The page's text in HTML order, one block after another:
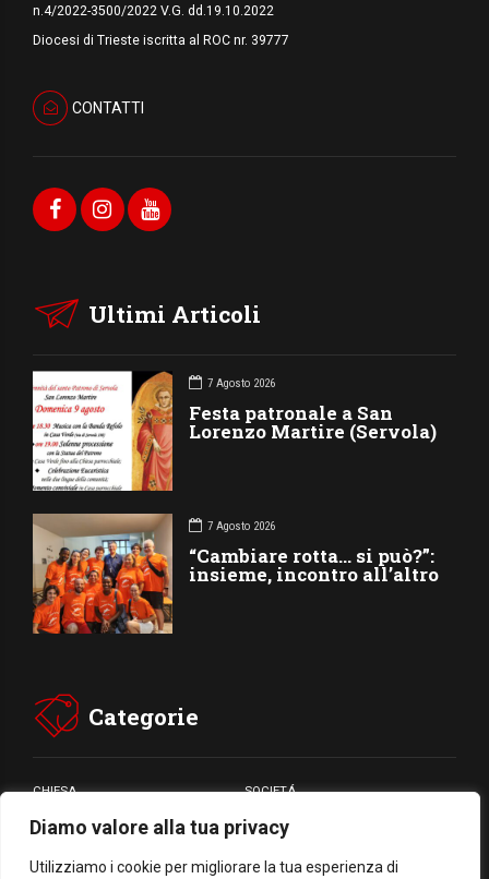
Diamo valore alla tua privacy
Utilizziamo i cookie per migliorare la tua esperienza di
n.4/2022-3500/2022 V.G. dd.19.10.2022
Diocesi di Trieste iscritta al ROC nr. 39777
CONTATTI
Ultimi Articoli
7 Agosto 2026
Festa patronale a San
Lorenzo Martire (Servola)
7 Agosto 2026
“Cambiare rotta… si può?”:
insieme, incontro all’altro
Categorie
CHIESA SOCIETÁ
CARITÁ GIUBILEO
CULTURA MEDIA